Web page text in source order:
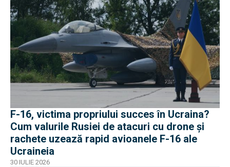
F-16, victima propriului succes în Ucraina?
Cum valurile Rusiei de atacuri cu drone și
rachete uzează rapid avioanele F-16 ale
Ucraineia
30 IULIE 2026